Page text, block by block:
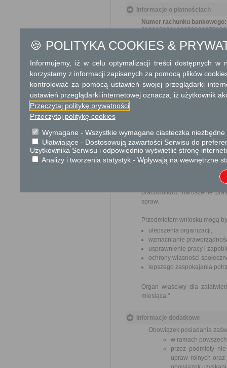
Informacje o płatnościach
Numer rachunku bankowego:
Starostwo Powiatowe w
500,00 zł
Opłata za wydanie
Opis kwoty:
Opłata za wydanie
Odwołanie wnosi się do
pośrednictwem organu, który
nadania w polskiej placówce
"Przedmiotem skargi może
pracowników, naruszenie
spraw.
Przedmiotem wniosku mogą
ulepszenia organizacji,
wzmacnianie
usprawnienie pracy i
ochrony własności
lepszego zaspokajania
Organ właściwy dla
miesiąca."
Informacje dodatkowe
Obowiązek posiadania
w ramach
przez podmioty
upraw rolnych
🍪 POLITYKA COOKIES &
Informujemy, iż w celu optymalizacji treści dostępnych w
korzystamy z informacji zapisanych za pomocą plików
kontrolować za pomocą ustawień swojej przeglądarki
ustawień przeglądarki internetowej oznacza, iż użytkownik
Przeczytaj politykę prywatności
Przeczytaj politykę cookies
Wymagane - Wszystkie wymagane ciasteczka
Ułatwiające - Dostosowują zawartości Serwisu do
Użytkownika Serwisu i odpowiednio wyświetlić stronę
Analizy i tworzenia statystyk - Wpływają na wewnętrzne